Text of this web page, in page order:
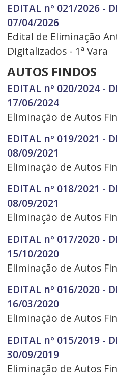
EDITAL nº 021/2026 -
07/04/2026
Edital de Eliminação
Digitalizados - 1ª Vara
AUTOS FINDOS
EDITAL nº 020/2024 -
17/06/2024
Eliminação de Autos
EDITAL nº 019/2021 -
08/09/2021
Eliminação de Autos
EDITAL nº 018/2021 -
08/09/2021
Eliminação de Autos
EDITAL nº 017/2020 -
15/10/2020
Eliminação de Autos
EDITAL nº 016/2020 -
16/03/2020
Eliminação de Autos
EDITAL nº 015/2019 -
30/09/2019
Eliminação de Autos